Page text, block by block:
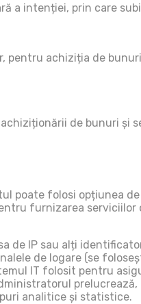
a intenției, prin care
pentru achiziția de
de bunuri și
poate folosi opțiunea
furnizarea
de IP sau alți
de logare (se
IT folosit pentru
prelucrează,
analitice și statistice.